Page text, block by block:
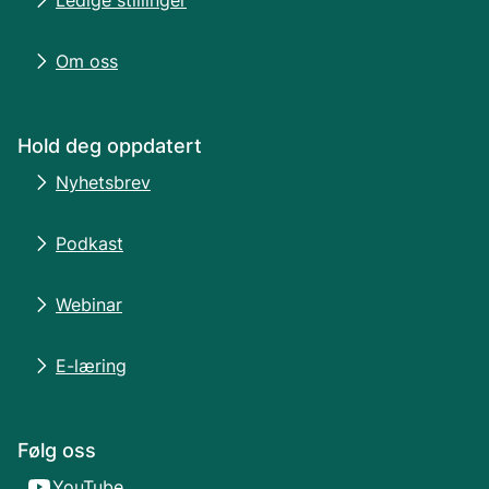
Om oss
Hold deg oppdatert
Nyhetsbrev
Podkast
Webinar
E-læring
Følg oss